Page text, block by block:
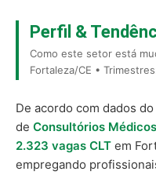
Perfil &
Como este setor está
Fortaleza/CE •
De acordo com dados
de Consultórios Médicos
2.323 vagas CLT em
empregando